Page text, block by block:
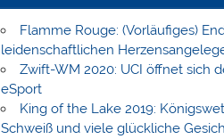
Flamme Rouge: (Vorläufiges)
leidenschaftlichen
Zwift-WM 2020: UCI öffnet sich
eSport
King of the Lake 2019:
Schweiß und viele glückliche